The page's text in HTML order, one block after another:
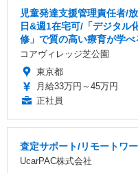
児童発達支援管理責任者/
日&週1在宅可/「デジタル
修」で質の高い療育が学
コアヴィレッジ芝公園
東京都
月給33万円～45万円
正社員
査定サポート/リモートワ
UcarPAC株式会社